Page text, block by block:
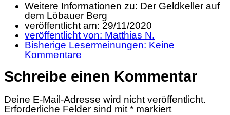
Weitere Informationen zu: Der Geldkeller auf
dem Löbauer Berg
veröffentlicht am: 29/11/2020
veröffentlicht von: Matthias N.
Bisherige Lesermeinungen: Keine
Kommentare
Schreibe einen Kommentar
Deine E-Mail-Adresse wird nicht veröffentlicht.
Erforderliche Felder sind mit * markiert